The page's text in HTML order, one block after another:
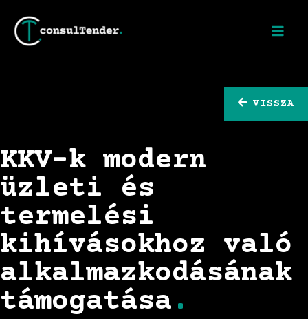
VISSZA
KKV-k modern
üzleti és
termelési
kihívásokhoz való
alkalmazkodásának
támogatása .